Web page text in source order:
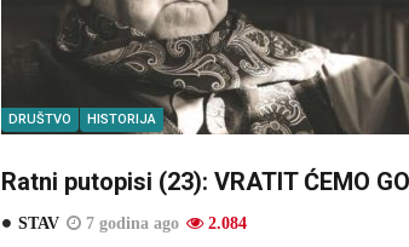
DRUŠTVO HISTORIJA
Ratni putopisi (23): VRATIT ĆEMO
STAV 7 godina ago 2.084